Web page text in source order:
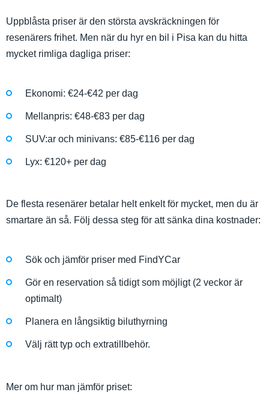
Uppblåsta priser är den största avskräckningen för
resenärers frihet. Men när du hyr en bil i Pisa kan du hitta
mycket rimliga dagliga priser:
Ekonomi: €24-€42 per dag
Mellanpris: €48-€83 per dag
SUV:ar och minivans: €85-€116 per dag
Lyx: €120+ per dag
De flesta resenärer betalar helt enkelt för mycket, men du är
smartare än så. Följ dessa steg för att sänka dina kostnader:
Sök och jämför priser med FindYCar
Gör en reservation så tidigt som möjligt (2 veckor är
optimalt)
Planera en långsiktig biluthyrning
Välj rätt typ och extratillbehör.
Mer om hur man jämför priset: